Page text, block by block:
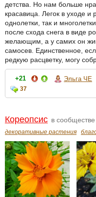
детства. Но нам больше
красавица. Легок в уходе
однолетки, так и
после схода снега в виде
желающим, а у самих он
самосев. Единственное,
редкую расцветку, могу
+21 Эльга ЧЕ
37
Кореопсис в сообществе
декоративные растения